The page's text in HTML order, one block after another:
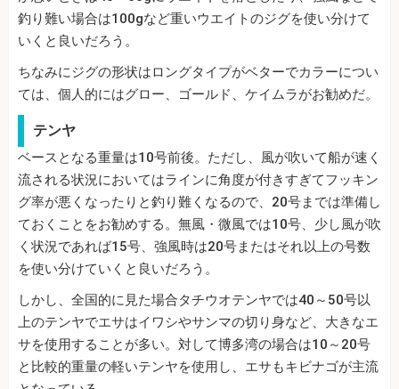
釣り難い場合は100gなど重いウエイトのジグを使い分けて
いくと良いだろう。
ちなみにジグの形状はロングタイプがベターでカラーについ
ては、個人的にはグロー、ゴールド、ケイムラがお勧めだ。
テンヤ
ベースとなる重量は10号前後。ただし、風が吹いて船が速く
流される状況においてはラインに角度が付きすぎてフッキン
グ率が悪くなったりと釣り難くなるので、20号までは準備し
ておくことをお勧めする。無風・微風では10号、少し風が吹
く状況であれば15号、強風時は20号またはそれ以上の号数
を使い分けていくと良いだろう。
しかし、全国的に見た場合タチウオテンヤでは40～50号以
上のテンヤでエサはイワシやサンマの切り身など、大きなエ
サを使用することが多い。対して博多湾の場合は10～20号
と比較的重量の軽いテンヤを使用し、エサもキビナゴが主流